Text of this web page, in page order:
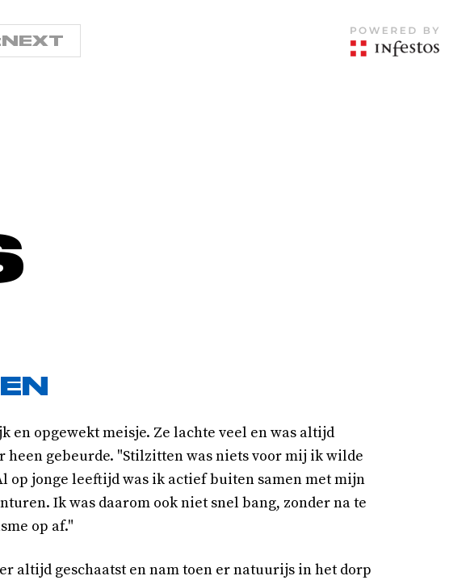
en opgewekt meisje. Ze lachte veel en was altijd
gebeurde. "Stilzitten was niets voor mij ik wilde
op jonge leeftijd was ik actief buiten samen met mijn
Ik was daarom ook niet snel bang, zonder na te
op af."
altijd geschaatst en nam toen er natuurijs in het dorp